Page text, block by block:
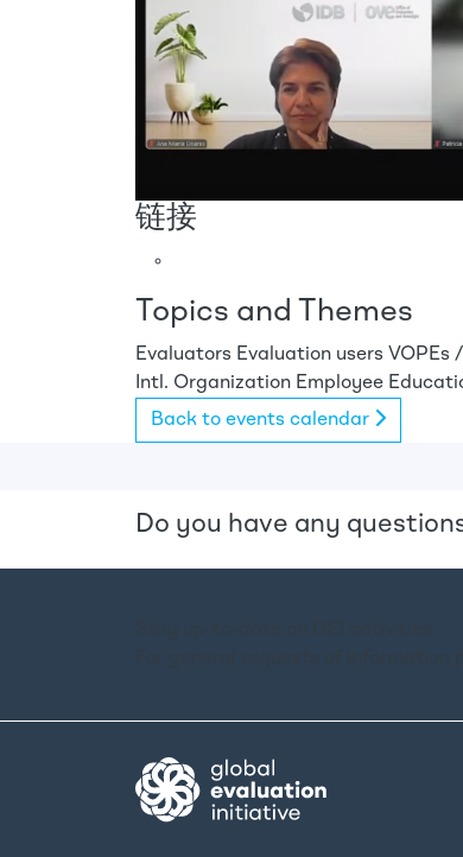
链接
Topics and Themes
Evaluators Evaluation users VOPEs
Intl. Organization Employee
Back to events calendar
Do you have any